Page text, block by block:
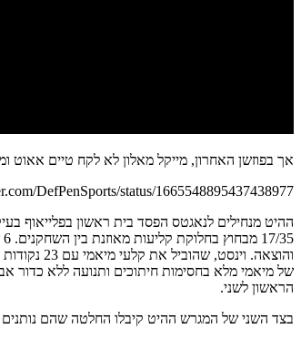
אך בפוזשן האחרון, מייקל מאלון לא לקח טיים
DefPenSports/status/1665548895437438977
של מיאמי מלא בחסימות חיתוכים ותנועה ללא
הראשון לשני.
בצד השני של המגרש ההיט קיבלו החלטה שהם נותנים לניקולה יוקיץ' להיות סקורר. הסרבי סיים עם 41